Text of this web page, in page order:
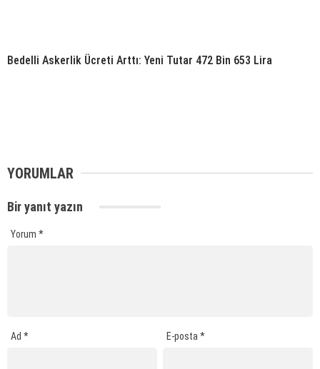
Bedelli Askerlik Ücreti Arttı: Yeni Tutar 472 Bin 653 Lira
YORUMLAR
Bir yanıt yazın
Yorum *
Ad * E-posta*